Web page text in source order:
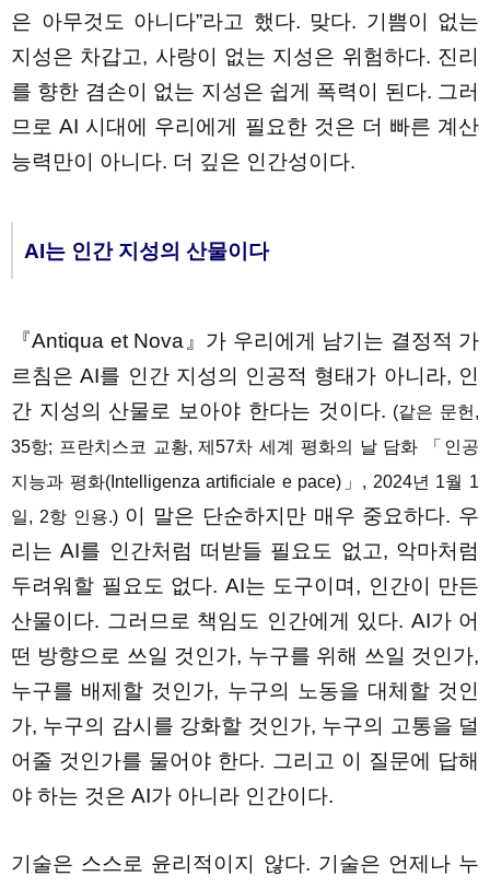
은 아무것도 아니다”라고 했다. 맞다. 기쁨이 없는
지성은 차갑고, 사랑이 없는 지성은 위험하다. 진리
를 향한 겸손이 없는 지성은 쉽게 폭력이 된다. 그러
므로 AI 시대에 우리에게 필요한 것은 더 빠른 계산
능력만이 아니다. 더 깊은 인간성이다.
AI는 인간 지성의 산물이다
『Antiqua et Nova』가 우리에게 남기는 결정적 가
르침은 AI를 인간 지성의 인공적 형태가 아니라, 인
간 지성의 산물로 보아야 한다는 것이다. (같은 문헌,
35항; 프란치스코 교황, 제57차 세계 평화의 날 담화 「인공
지능과 평화(Intelligenza artificiale e pace)」, 2024년 1월 1
일, 2항 인용.)이 말은 단순하지만 매우 중요하다. 우
리는 AI를 인간처럼 떠받들 필요도 없고, 악마처럼
두려워할 필요도 없다. AI는 도구이며, 인간이 만든
산물이다. 그러므로 책임도 인간에게 있다. AI가 어
떤 방향으로 쓰일 것인가, 누구를 위해 쓰일 것인가,
누구를 배제할 것인가, 누구의 노동을 대체할 것인
가, 누구의 감시를 강화할 것인가, 누구의 고통을 덜
어줄 것인가를 물어야 한다. 그리고 이 질문에 답해
야 하는 것은 AI가 아니라 인간이다.
기술은 스스로 윤리적이지 않다. 기술은 언제나 누